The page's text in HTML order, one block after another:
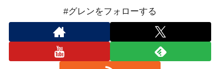
#グレンをフォローする